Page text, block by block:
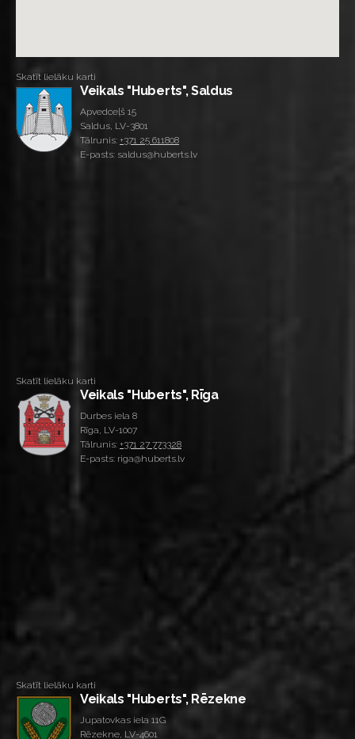
Skatīt lielāku karti
Veikals "Huberts", Saldus
Apvedceļš 15
Saldus, LV-3801
Tālrunis: +371 25 611808
E-pasts: saldus@huberts.lv
Skatīt lielāku karti
Veikals "Huberts", Rīga
Durbes iela 8
Rīga, LV-1007
Tālrunis: +371 27 773328
E-pasts: riga@huberts.lv
Skatīt lielāku karti
Veikals "Huberts", Rēzekne
Jupatovkas iela 11G
Rēzekne, LV-4601